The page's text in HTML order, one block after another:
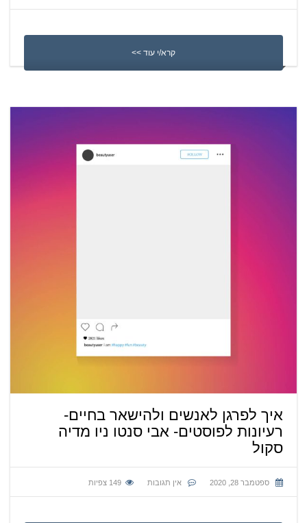
קרא/י עוד >>
איך לפרגן לאנשים ולהישאר בחיים-
רעיונות לפוסטים- אבי סנטו ניו מדיה
סקול
ספטמבר 28, 2020 אין תגובות 149 צפיות